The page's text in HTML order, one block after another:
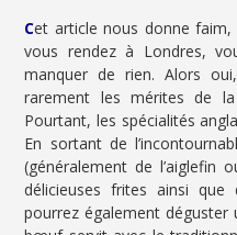
Cet article nous donne
vous rendez à Londres,
manquer de rien. Alors
rarement les mérites de la
Pourtant, les spécialités
En sortant de
(généralement de l’aiglefin
délicieuses frites ainsi
pourrez également déguster